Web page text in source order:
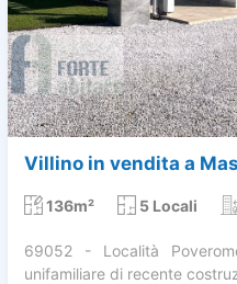
Villino in vendita a
136m² 5 Locali
69052 - Località
unifamiliare di recente